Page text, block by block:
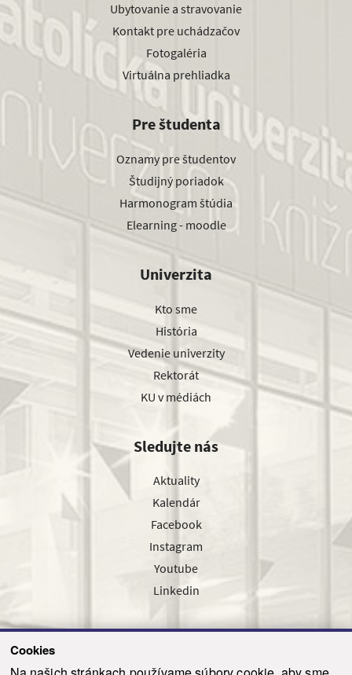
Cookies
Ubytovanie a stravovanie
Kontakt pre uchádzačov
Fotogaléria
Virtuálna prehliadka
Pre študenta
Oznamy pre študentov
Študijný poriadok
Harmonogram štúdia
Elearning - moodle
Univerzita
Kto sme
História
Vedenie univerzity
Rektorát
KU v médiách
Sledujte nás
Aktuality
Kalendár
Facebook
Instagram
Youtube
Linkedin